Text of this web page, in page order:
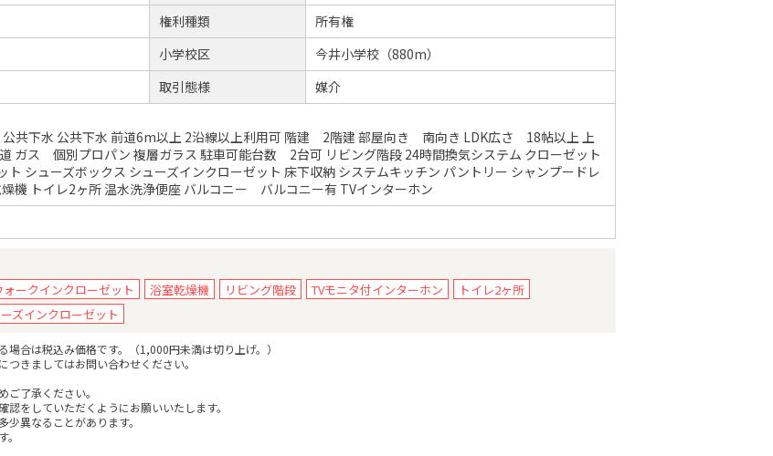
権利種類
所有権
小学校区
今井小学校（880m）
取引態様 媒介
公共下水 公共下水 前道6m以上 2沿線以上利用可 階建 2階建 部屋向き 南向き LDK広さ 18帖以上 上
ス 個別プロパン 複層ガラス 駐車可能台数 2台可 リビング階段 24時間換気システム クローゼット
ト シューズボックス シューズインクローゼット 床下収納 システムキッチン パントリー シャンプードレ
機 トイレ2ヶ所 温水洗浄便座 バルコニー バルコニー有 TVインターホン
ォークインクローゼット 浴室乾燥機 リビング階段 TVモニタ付インターホン
トイレ2ヶ所
ズインクローゼット
合は税込み価格です。（1,000円未満は切り上げ。）
きましてはお問い合わせください。
了承ください。
をしていただくようにお願いいたします。
異なることがあります。